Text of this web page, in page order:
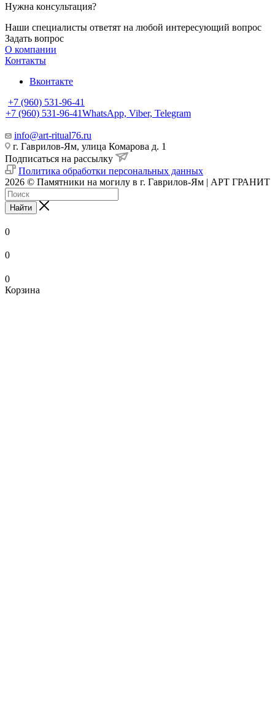
Нужна консультация?
Наши специалисты ответят на любой интересующий вопрос
Задать вопрос
О компании
Контакты
Вконтакте
+7 (960) 531-96-41
+7 (960) 531-96-41WhatsApp, Viber, Telegram
info@art-ritual76.ru
г. Гаврилов-Ям, улица Комарова д. 1
Подписаться на рассылку
Политика обработки персональных данных
2026 © Памятники на могилу в г. Гаврилов-Ям | АРТ ГРАНИТ
Найти
0
0
0
Корзина